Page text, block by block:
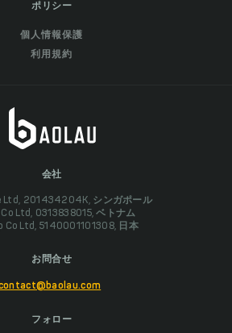
ポリシー
個人情報保護
利用規約
会社
Ltd, 201434204K, シンガポール
Ltd, 0313838015, ベトナム
Co Ltd, 5140001101308, 日本
お問合せ
フォロー